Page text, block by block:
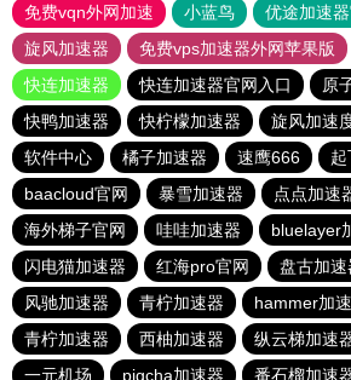
免费vqn外网加速
小蓝鸟 优途加速
旋风加速器
免费vps加速器外网苹果版
快连加速器
快连加速器官网入口
原
快鸭加速器
快柠檬加速器 旋风加速
软件中心
橘子加速器 速鹰666
baacloud官网
暴雪加速器 点点加速
海外梯子官网
哇哇加速器
bluelayer
闪电猫加速器
红海pro官网 盘古加速
风驰加速器
青柠加速器 hammer加
青柠加速器
西柚加速器 纵云梯加速
一元机场
pigcha加速器 番石榴加速